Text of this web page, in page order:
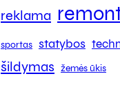
reklama
sportas statybos
šildymas žemės ūkis